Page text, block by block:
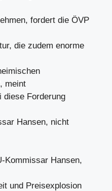
fordert die ÖVP
die zudem enorme
meint
diese Forderung
Hansen, nicht
Kommissar Hansen,
und Preisexplosion